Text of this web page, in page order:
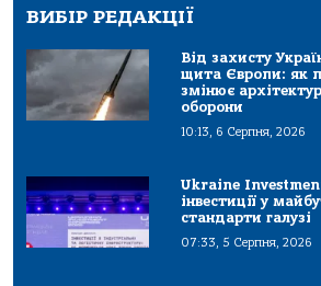
ВИБІР РЕДАКЦІЇ
Від захисту
щита Європи: як
змінює
оборони
10:13, 6 Серпня, 2026
Ukraine
інвестиції у
стандарти галузі
07:33, 5 Серпня, 2026